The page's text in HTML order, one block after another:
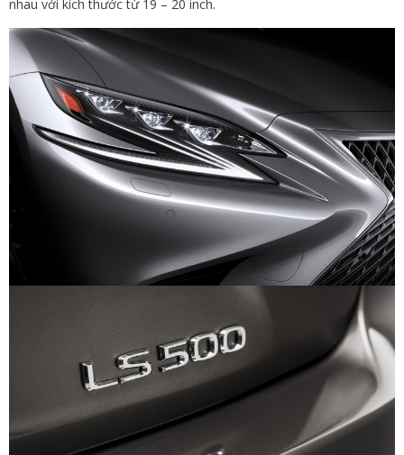
nhau với kích thước từ 19 – 20 inch.